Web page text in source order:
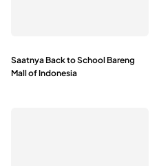
Saatnya Back to School Bareng
Mall of Indonesia